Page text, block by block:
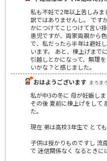
私も不妊で2年以上苦しみま
訳ではありませんし。 です
かにつけてこじつけて言い
患児ですが、両家両親から
で、私だったら半年は避妊
います。 あと、棟上げまで
引越しとかになって、無理
いかな？と感じました。
おはようございます まろま
私が中3の冬に 母が妊娠しま
その後 夏前に棟上げをして
た。
現在 弟は高校3年生で とて
子供は授かりものですし 流
で 迷信関係なく なるときに